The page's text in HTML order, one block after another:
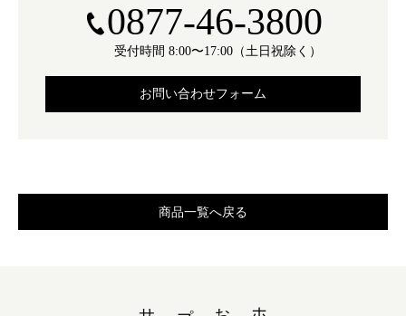
0877-46-3800
受付時間 8:00〜17:00（土日祝除く）
お問い合わせフォーム
商品一覧へ戻る